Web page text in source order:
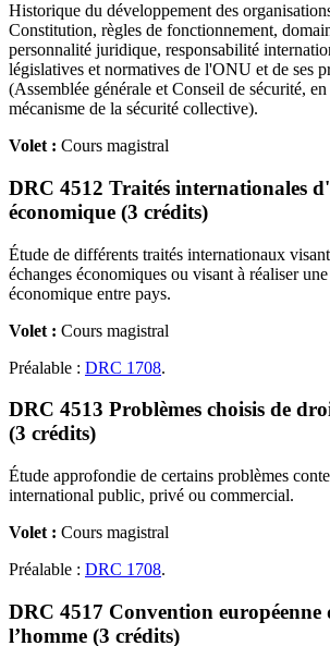
Historique du développement des
Constitution, règles de fonctionnement,
personnalité juridique, responsabilité
législatives et normatives de l'ONU et de ses
(Assemblée générale et Conseil de sécurité,
mécanisme de la sécurité collective).
Volet : Cours magistral
DRC 4512 Traités internationales
économique (3 crédits)
Étude de différents traités internationaux
échanges économiques ou visant à réaliser
économique entre pays.
Volet : Cours magistral
Préalable : DRC 1708.
DRC 4513 Problèmes choisis de
(3 crédits)
Étude approfondie de certains problèmes
international public, privé ou commercial.
Volet : Cours magistral
Préalable : DRC 1708.
DRC 4517 Convention européenne
l’homme (3 crédits)